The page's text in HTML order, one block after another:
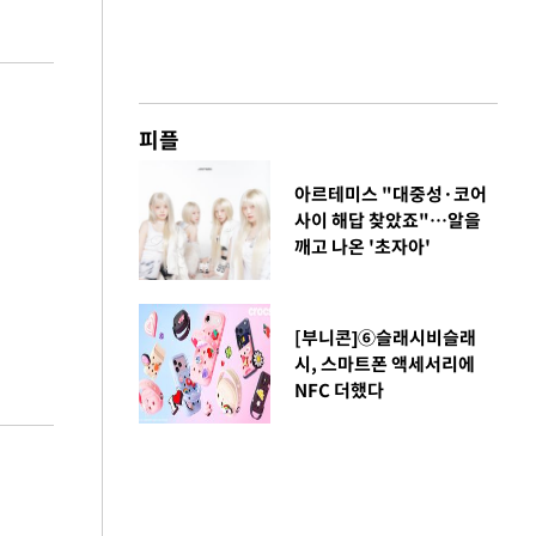
피플
아르테미스 "대중성·코어
사이 해답 찾았죠"…알을
깨고 나온 '초자아'
[부니콘]⑥슬래시비슬래
시, 스마트폰 액세서리에
NFC 더했다